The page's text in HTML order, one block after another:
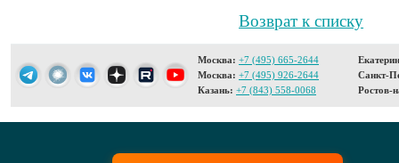
Возврат к списку
Москва: +7 (495) 665-2644
Москва: +7 (495) 926-2644
Казань: +7 (843) 558-0068
Санкт-
Ростов-